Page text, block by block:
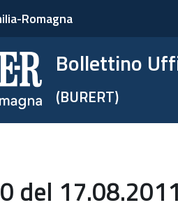
Romagna
Bollettino
(BURERT)
del